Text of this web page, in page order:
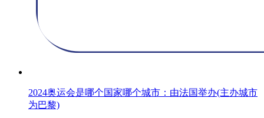
2024奥运会是哪个国家哪个城市：由法国举办(主办城市
为巴黎)